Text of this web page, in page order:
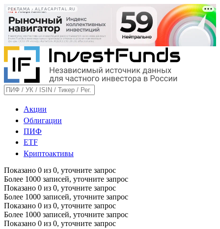
РЕКЛАМА • ALFACAPITAL.RU
Акции
Облигации
ПИФ
ETF
Криптоактивы
Показано 0 из 0, уточните запрос
Более 1000 записей, уточните запрос
Показано 0 из 0, уточните запрос
Более 1000 записей, уточните запрос
Показано 0 из 0, уточните запрос
Более 1000 записей, уточните запрос
Показано 0 из 0, уточните запрос